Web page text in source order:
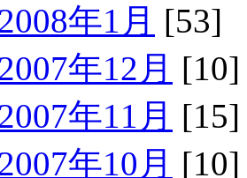
年1月 [53]
年12月 [10]
年11月 [15]
年10月 [10]